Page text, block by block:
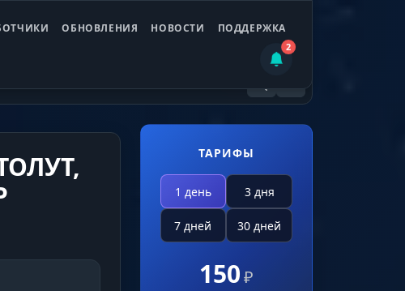
ОБНОВЛЕНИЯ НОВОСТИ ПОДДЕРЖКА
2
ТАРИФЫ
1 день 3 дня
7 дней 30 дней
150₽